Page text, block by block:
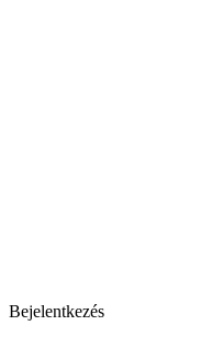
Bejelentkezés